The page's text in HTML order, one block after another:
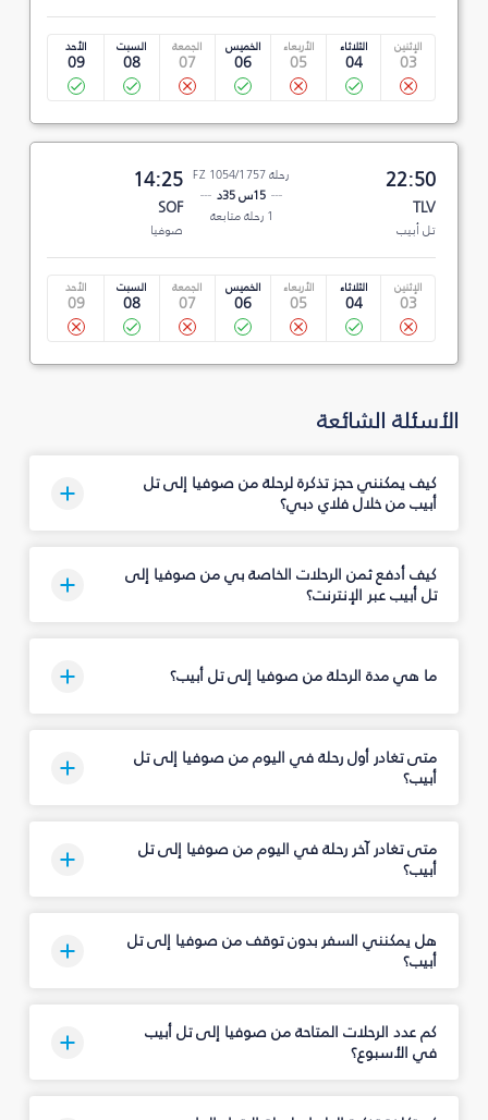
الإثنين
03
الثلاثاء
04
الأربعاء
05
الخميس
06
الجمعة
07
السبت
08
الأحد
09
22:50
TLV
تل أبيب
رحلة FZ 1054/1757
15س 35د
1 رحلة متابعة
14:25
SOF
صوفيا
الإثنين
03
الثلاثاء
04
الأربعاء
05
الخميس
06
الجمعة
07
السبت
08
الأحد
09
الأسئلة الشائعة
كيف يمكنني حجز تذكرة لرحلة من صوفيا إلى تل
أبيب من خلال فلاي دبي؟
كيف أدفع ثمن الرحلات الخاصة بي من صوفيا إلى
تل أبيب عبر الإنترنت؟
ما هي مدة الرحلة من صوفيا إلى تل أبيب؟
متى تغادر أول رحلة في اليوم من صوفيا إلى تل
أبيب؟
متى تغادر آخر رحلة في اليوم من صوفيا إلى تل
أبيب؟
هل يمكنني السفر بدون توقف من صوفيا إلى تل
أبيب؟
كم عدد الرحلات المتاحة من صوفيا إلى تل أبيب
في الأسبوع؟